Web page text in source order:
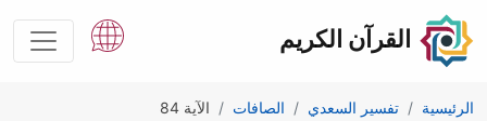
القرآن الكريم
الرئيسية تفسير السعدي الصافات الآية 84